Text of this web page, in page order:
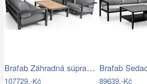
Brafab Záhradná súprava AMESDALE -…
107729,-Kč 89639,-Kč